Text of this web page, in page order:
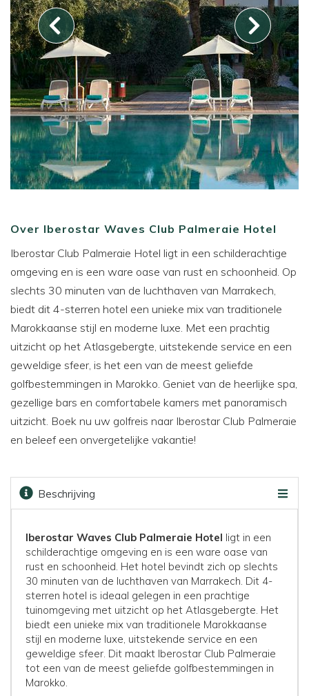
Over Iberostar Waves Club Palmeraie Hotel
Iberostar Club Palmeraie Hotel ligt in een schilderachtige
omgeving en is een ware oase van rust en schoonheid. Op
slechts 30 minuten van de luchthaven van Marrakech,
biedt dit 4-sterren hotel een unieke mix van traditionele
Marokkaanse stijl en moderne luxe. Met een prachtig
uitzicht op het Atlasgebergte, uitstekende service en een
geweldige sfeer, is het een van de meest geliefde
golfbestemmingen in Marokko. Geniet van de heerlijke spa,
gezellige bars en comfortabele kamers met panoramisch
uitzicht. Boek nu uw golfreis naar Iberostar Club Palmeraie
en beleef een onvergetelijke vakantie!
Beschrijving
Iberostar Waves Club Palmeraie Hotel ligt in een
schilderachtige omgeving en is een ware oase van
rust en schoonheid. Het hotel bevindt zich op slechts
30 minuten van de luchthaven van Marrakech. Dit 4-
sterren hotel is ideaal gelegen in een prachtige
tuinomgeving met uitzicht op het Atlasgebergte. Het
biedt een unieke mix van traditionele Marokkaanse
stijl en moderne luxe, uitstekende service en een
geweldige sfeer. Dit maakt Iberostar Club Palmeraie
tot een van de meest geliefde golfbestemmingen in
Marokko.